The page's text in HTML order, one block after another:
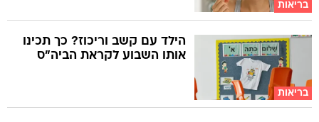
בריאות
בריאות
הילד עם קשב וריכוז? כך תכינו
אותו השבוע לקראת הביה"ס